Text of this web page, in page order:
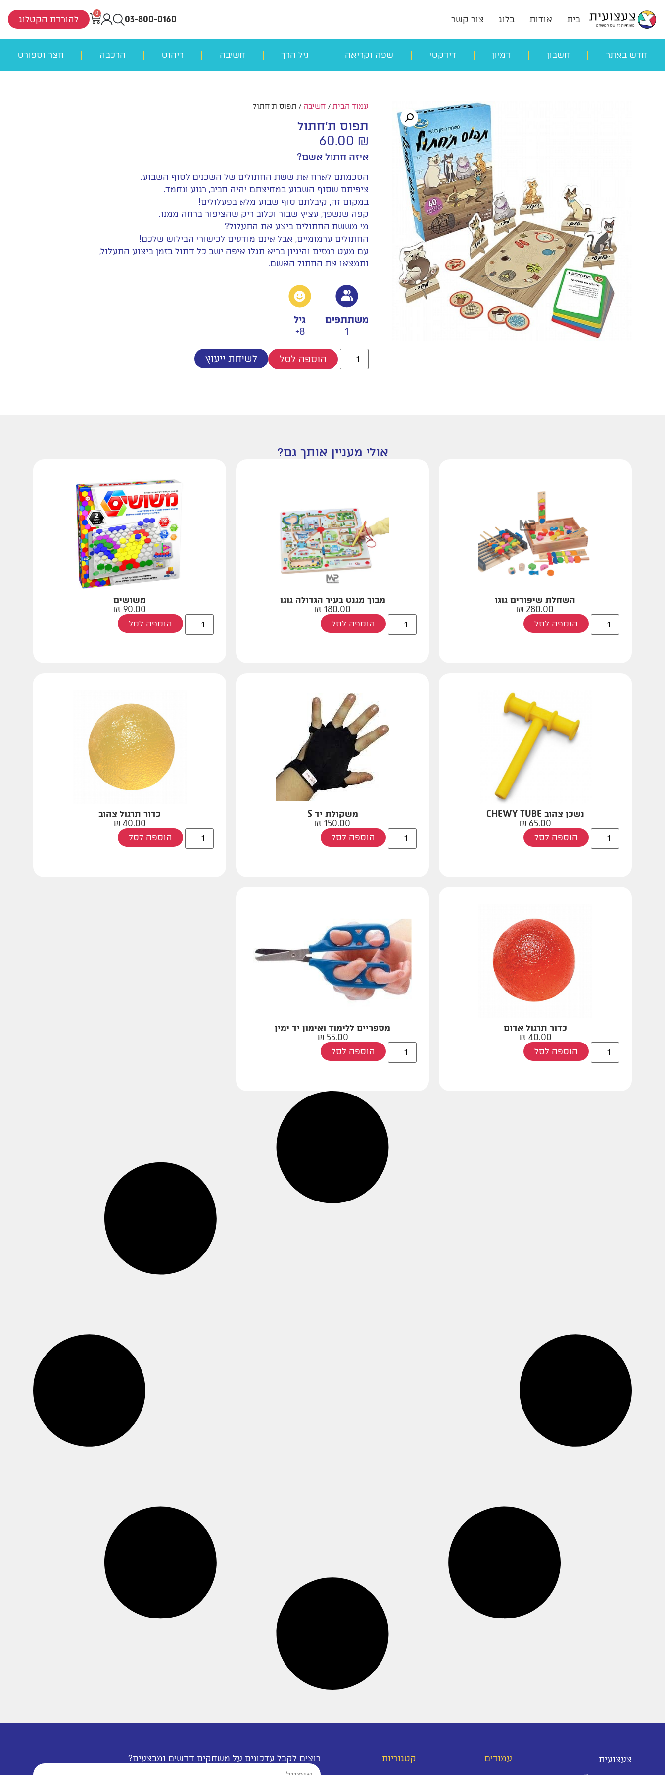
בית אודות בלוג צור קשר 03-800-0160
0
להורדת הקטלוג
חדש באתר חשבון דמיון דידקטי שפה וקריאה גיל הרך חשיבה ריהוט הרכבה חצר וספורט
עמוד הבית/ חשיבה / תפוס ת'חתול
תפוס ת'חתול
60.00 ₪
איזה חתול אשם?
הסכמתם לארח את ששת החתולים של השכנים לסוף השבוע.
ציפיתם שסוף השבוע במחיצתם יהיה חביב, רגוע ונחמד.
במקום זה, קיבלתם סוף שבוע מלא בפעלולים!
קפה שנשפך, עציץ שבור וכלוב ריק שהציפור ברחה ממנו.
מי מששת החתולים ביצע את התעלול?
החתולים ערמומיים, אבל אינם מודעים לכישורי הבילוש שלכם!
עם מעט רמזים והיגיון בריא תגלו איפה ישב כל חתול בזמן ביצוע התעלול,
ותמצאו את החתול האשם.
משתתפים
1
גיל
8+
הוספה לסל לשיחת ייעוץ
אולי מעניין אותך גם?
השחלת שיפודים גוגו
280.00
₪
הוספה לסל
מבוך מגנט בעיר הגדולה גוגו
180.00
₪
הוספה לסל
משושים
90.00
₪
הוספה לסל
נשכן צהוב CHEWY TUBE
65.00
₪
הוספה לסל
משקולת יד S
150.00
₪
הוספה לסל
כדור תרגול צהוב
40.00
₪
הוספה לסל
כדור תרגול אדום
40.00
₪
הוספה לסל
מספריים ללימוד ואימון יד ימין
55.00
₪
הוספה לסל
צעצועית
עמודים
קטגוריות
רוצים לקבל עדכונים על משחקים חדשים ומבצעים?